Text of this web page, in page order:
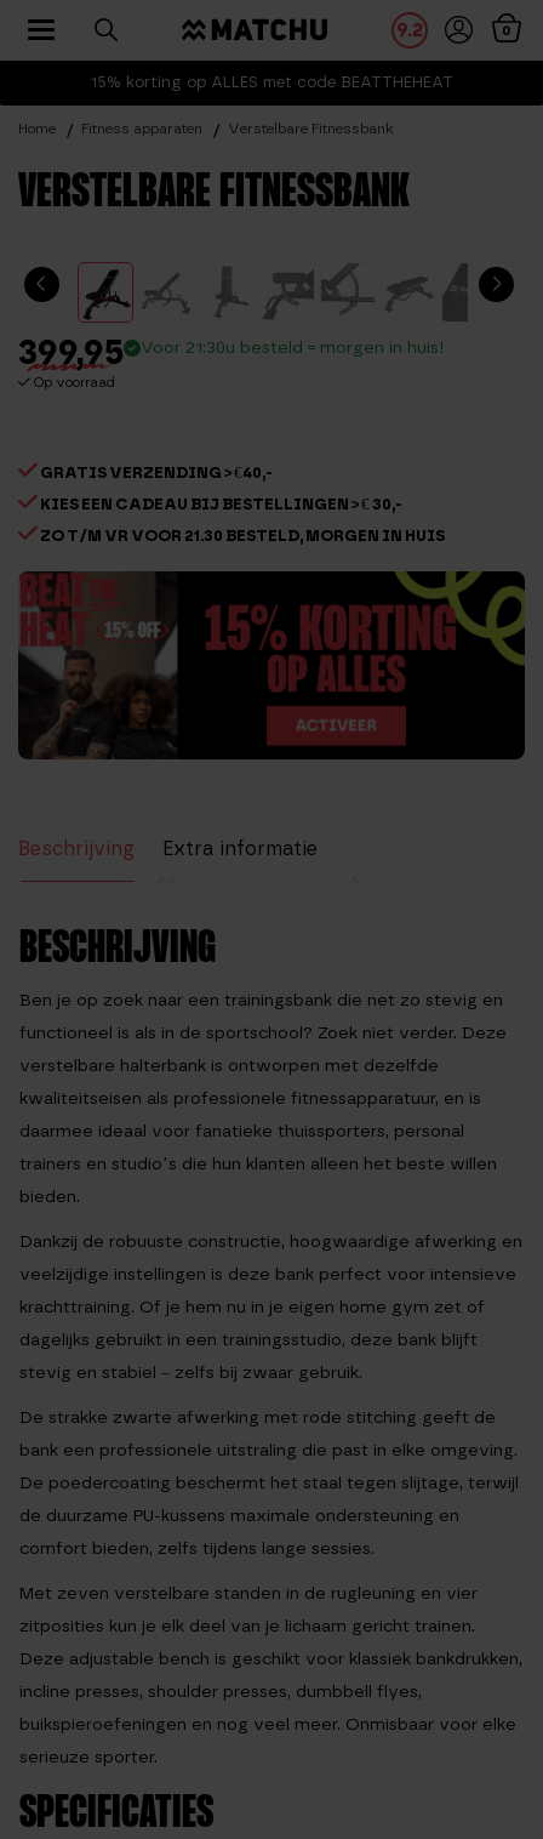
15% korting op ALLES met code BEATTHEHEAT
9.2 0
Toggle navigation
Home Fitness apparaten Verstelbare Fitnessbank
VERSTELBARE FITNESSBANK
399,95
Op voorraad
Voor 21:30u besteld = morgen in huis!
GRATIS VERZENDING > €40,-
KIES EEN CADEAU BIJ BESTELLINGEN > € 30,-
ZO T/M VR VOOR 21.30 BESTELD, MORGEN IN HUIS
Beschrijving
Extra informatie
BESCHRIJVING
Ben je op zoek naar een trainingsbank die net zo stevig en
functioneel is als in de sportschool? Zoek niet verder. Deze
verstelbare halterbank is ontworpen met dezelfde
kwaliteitseisen als professionele fitnessapparatuur, en is
daarmee ideaal voor fanatieke thuissporters, personal
trainers en studio’s die hun klanten alleen het beste willen
bieden.
Dankzij de robuuste constructie, hoogwaardige afwerking en
veelzijdige instellingen is deze bank perfect voor intensieve
krachttraining. Of je hem nu in je eigen home gym zet of
dagelijks gebruikt in een trainingsstudio, deze bank blijft
stevig en stabiel – zelfs bij zwaar gebruik.
De strakke zwarte afwerking met rode stitching geeft de
bank een professionele uitstraling die past in elke omgeving.
De poedercoating beschermt het staal tegen slijtage, terwijl
de duurzame PU-kussens maximale ondersteuning en
comfort bieden, zelfs tijdens lange sessies.
Met zeven verstelbare standen in de rugleuning en vier
zitposities kun je elk deel van je lichaam gericht trainen.
Deze adjustable bench is geschikt voor klassiek bankdrukken,
incline presses, shoulder presses, dumbbell flyes,
buikspieroefeningen en nog veel meer. Onmisbaar voor elke
serieuze sporter.
SPECIFICATIES